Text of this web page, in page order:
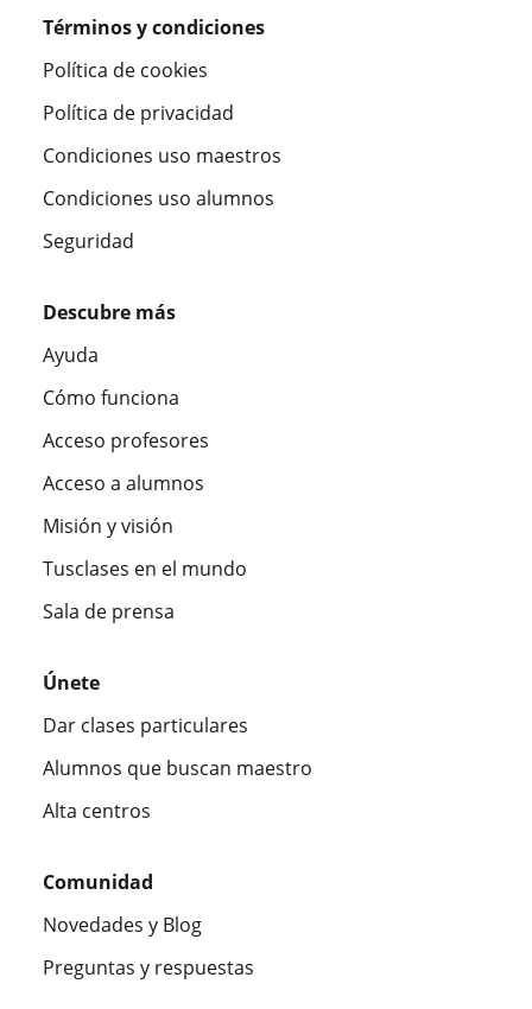
Términos y condiciones
Política de cookies
Política de privacidad
Condiciones uso maestros
Condiciones uso alumnos
Seguridad
Descubre más
Ayuda
Cómo funciona
Acceso profesores
Acceso a alumnos
Misión y visión
Tusclases en el mundo
Sala de prensa
Únete
Dar clases particulares
Alumnos que buscan maestro
Alta centros
Comunidad
Novedades y Blog
Preguntas y respuestas